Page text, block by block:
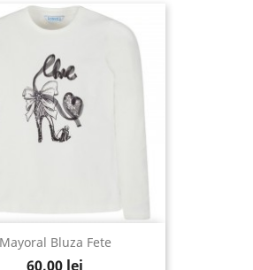
Mayoral Bluza Fete
60,00 lei